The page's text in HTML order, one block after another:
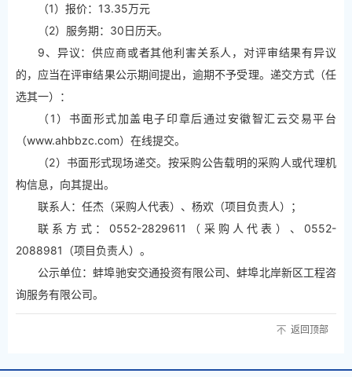
（1）报价：13.35万元
（2）服务期：30日历天。
9、异议：供应商或者其他利害关系人，对评审结果有异议
的，应当在评审结果公示期间提出，逾期不予受理。递交方式（任
选其一）：
（1）书面形式加盖电子印章后通过安徽智汇云交易平台
（www.ahbbzc.com）在线提交。
（2）书面形式现场递交。按采购公告载明的采购人或代理机
构信息，向其提出。
联系人：任杰（采购人代表）、杨欢（项目负责人）；
联系方式：0552-2829611（采购人代表）、0552-
2088981（项目负责人）。
公示单位：蚌埠驰安交通投资有限公司、蚌埠北岸新区工程咨
询服务有限公司。
返回顶部